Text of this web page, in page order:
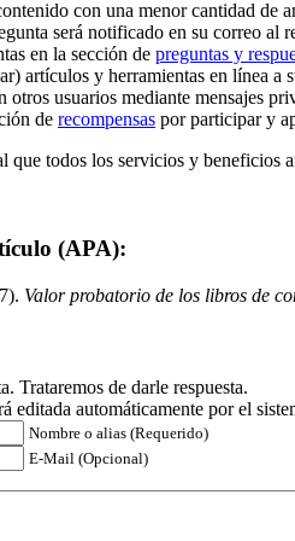
con una menor cantidad de
será notificado en su correo al
en la sección de preguntas y
artículos y herramientas en línea a
otros usuarios mediante mensajes
de recompensas por participar y
que todos los servicios y beneficios
(APA):
Valor probatorio de los libros de
Trataremos de darle respuesta.
editada automáticamente por el
Nombre o alias (Requerido)
E-Mail (Opcional)